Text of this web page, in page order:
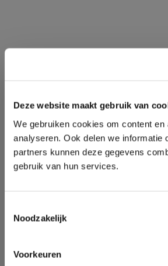
Deze website maakt gebruik van
We gebruiken cookies om content
analyseren. Ook delen we
partners kunnen deze gegevens
gebruik van hun services.
Noodzakelijk
Voorkeuren